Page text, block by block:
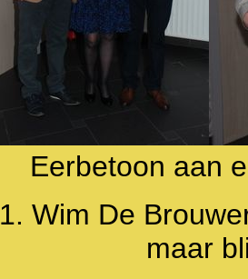
Eerbetoon aan
1. Wim De
maar